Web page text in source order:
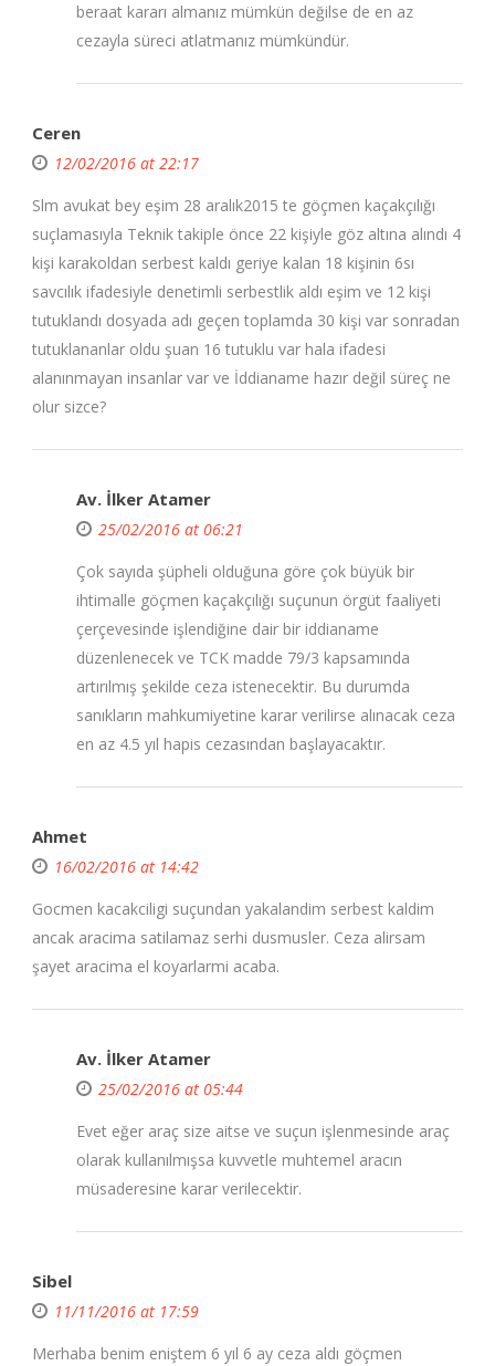
beraat kararı almanız mümkün değilse de en az
cezayla süreci atlatmanız mümkündür.
Ceren
12/02/2016 at 22:17
Slm avukat bey eşim 28 aralık2015 te göçmen kaçakçılığı
suçlamasıyla Teknik takiple önce 22 kişiyle göz altına alındı 4
kişi karakoldan serbest kaldı geriye kalan 18 kişinin 6sı
savcılık ifadesiyle denetimli serbestlik aldı eşim ve 12 kişi
tutuklandı dosyada adı geçen toplamda 30 kişi var sonradan
tutuklananlar oldu şuan 16 tutuklu var hala ifadesi
alanınmayan insanlar var ve İddianame hazır değil süreç ne
olur sizce?
Av. İlker Atamer
25/02/2016 at 06:21
Çok sayıda şüpheli olduğuna göre çok büyük bir
ihtimalle göçmen kaçakçılığı suçunun örgüt faaliyeti
çerçevesinde işlendiğine dair bir iddianame
düzenlenecek ve TCK madde 79/3 kapsamında
artırılmış şekilde ceza istenecektir. Bu durumda
sanıkların mahkumiyetine karar verilirse alınacak ceza
en az 4.5 yıl hapis cezasından başlayacaktır.
Ahmet
16/02/2016 at 14:42
Gocmen kacakciligi suçundan yakalandim serbest kaldim
ancak aracima satilamaz serhi dusmusler. Ceza alirsam
şayet aracima el koyarlarmi acaba.
Av. İlker Atamer
25/02/2016 at 05:44
Evet eğer araç size aitse ve suçun işlenmesinde araç
olarak kullanılmışsa kuvvetle muhtemel aracın
müsaderesine karar verilecektir.
Sibel
11/11/2016 at 17:59
Merhaba benim eniştem 6 yıl 6 ay ceza aldı göçmen